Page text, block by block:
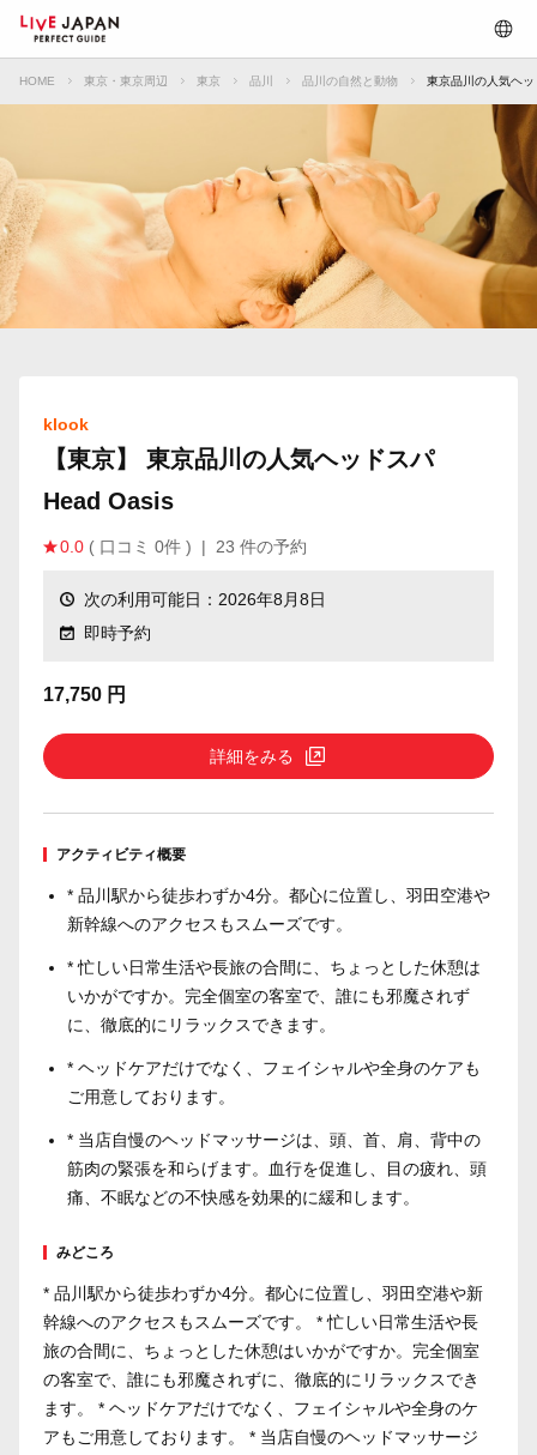
HOME 東京・東京周辺 東京 品川 品川の自然と動物 東京品川の人気ヘ
klook
【東京】 東京品川の人気ヘッドスパ
Head Oasis
0.0 ( 口コミ 0件 ) | 23 件の予約
次の利用可能日：2026年8月8日
即時予約
17,750 円
詳細をみる
アクティビティ概要
* 品川駅から徒歩わずか4分。都心に位置し、羽田空港や
新幹線へのアクセスもスムーズです。
* 忙しい日常生活や長旅の合間に、ちょっとした休憩は
いかがですか。完全個室の客室で、誰にも邪魔されず
に、徹底的にリラックスできます。
* ヘッドケアだけでなく、フェイシャルや全身のケアも
ご用意しております。
* 当店自慢のヘッドマッサージは、頭、首、肩、背中の
筋肉の緊張を和らげます。血行を促進し、目の疲れ、頭
痛、不眠などの不快感を効果的に緩和します。
みどころ
* 品川駅から徒歩わずか4分。都心に位置し、羽田空港や新
幹線へのアクセスもスムーズです。 * 忙しい日常生活や長
旅の合間に、ちょっとした休憩はいかがですか。完全個室
の客室で、誰にも邪魔されずに、徹底的にリラックスでき
ます。 * ヘッドケアだけでなく、フェイシャルや全身のケ
アもご用意しております。 * 当店自慢のヘッドマッサージ